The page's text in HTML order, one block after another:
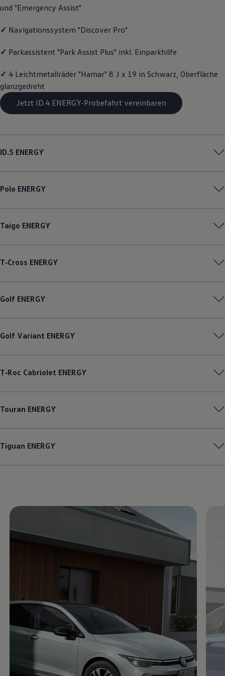
Magazin
Transport
Familie
Volkswagen R
Volkswagen Kundenbetreuung
und "Emergency Assist"
✓ Navigationssystem "Discover Pro"
✓ Parkassistent "Park Assist Plus" inkl. Einparkhilfe
✓ 4 Leichtmetallräder "Hamar" 8 J x 19 in Schwarz, Oberfläche
glanzgedreht
Jetzt ID.4 ENERGY-Probefahrt vereinbaren
ID.5 ENERGY
Polo ENERGY
Taigo ENERGY
T‑Cross ENERGY
Golf ENERGY
Golf Variant ENERGY
T‑Roc Cabriolet ENERGY
Touran ENERGY
Tiguan ENERGY